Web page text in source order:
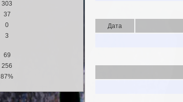
Дата
303
37
0
3
69
256
87%